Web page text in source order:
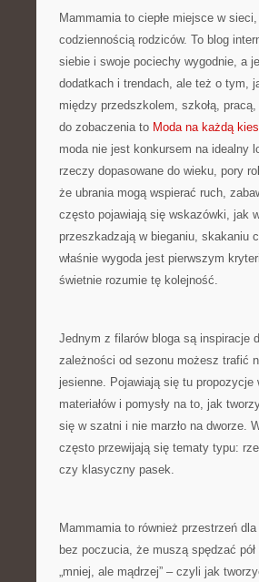
Mammamia to ciepłe miejsce w
codziennością rodziców. To blog
siebie i swoje pociechy wygodnie, a
dodatkach i trendach, ale też o tym,
między przedszkolem, szkołą,
do zobaczenia to Moda na każdą
moda nie jest konkursem na idealny
rzeczy dopasowane do wieku, pory
że ubrania mogą wspierać ruch,
często pojawiają się wskazówki, jak
przeszkadzają w bieganiu, skakaniu
właśnie wygoda jest pierwszym
świetnie rozumie tę kolejność.
Jednym z filarów bloga są inspiracje
zależności od sezonu możesz trafić
jesienne. Pojawiają się tu propozycje
materiałów i pomysły na to, jak
się w szatni i nie marzło na dworze.
często przewijają się tematy typu:
czy klasyczny pasek.
Mammamia to również przestrzeń
bez poczucia, że muszą spędzać
„mniej, ale mądrzej” – czyli jak